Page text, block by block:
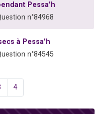
Pessa'h
n°84968
à Pessa'h
n°84545
4